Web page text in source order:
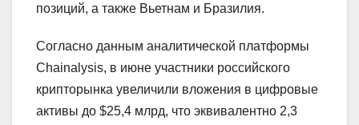
позиций, а также Вьетнам и Бразилия.
Согласно данным аналитической платформы
Chainalysis, в июне участники российского
крипторынка увеличили вложения в цифровые
активы до $25,4 млрд, что эквивалентно 2,3